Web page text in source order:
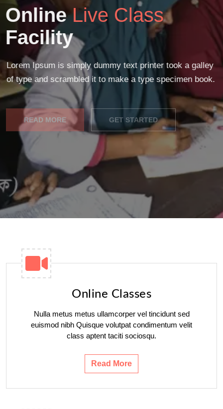
OnlineLive Class
Facility
Lorem Ipsum is simply dummy text printer took a galley
of type and scrambled it to make a type specimen book.
READ MORE GET STARTED
Online Classes
Nulla metus metus ullamcorper vel tincidunt sed
euismod nibh Quisque volutpat condimentum velit
class aptent taciti sociosqu.
Read More